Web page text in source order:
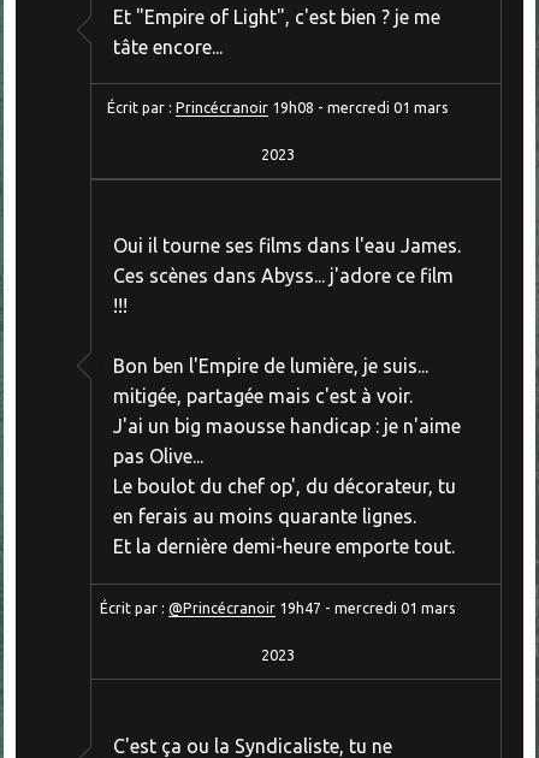
Et "Empire of Light", c'est bien ? je me
tâte encore...
Écrit par : Princécranoir 19h08 - mercredi 01 mars
2023
Oui il tourne ses films dans l'eau James.
Ces scènes dans Abyss... j'adore ce film
!!!
Bon ben l'Empire de lumière, je suis...
mitigée, partagée mais c'est à voir.
J'ai un big maousse handicap : je n'aime
pas Olive...
Le boulot du chef op', du décorateur, tu
en ferais au moins quarante lignes.
Et la dernière demi-heure emporte tout.
Écrit par : @Princécranoir 19h47 - mercredi 01 mars
2023
C'est ça ou la Syndicaliste, tu ne